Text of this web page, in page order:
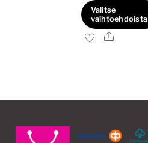
Valitse
vaihtoehdoista
Tällä
muunnelma.
tehdä
Ale